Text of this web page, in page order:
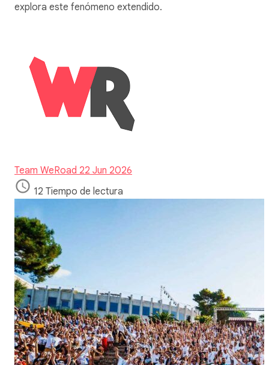
explora este fenómeno extendido.
Team WeRoad 22 Jun 2026
12 Tiempo de lectura